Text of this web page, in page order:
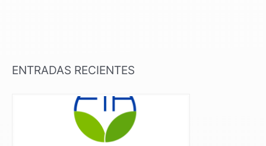
ENTRADAS RECIENTES